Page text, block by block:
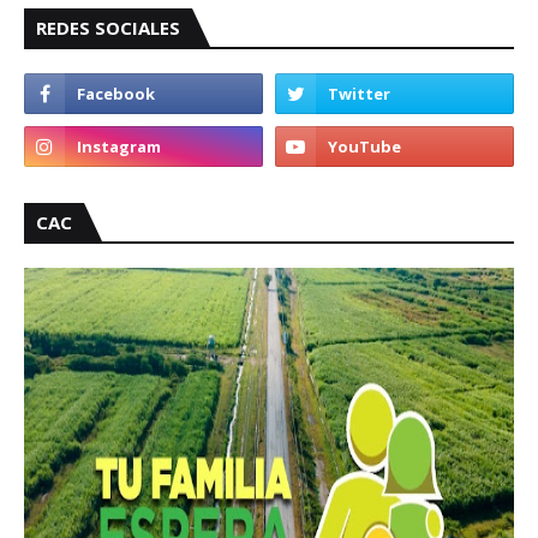
REDES SOCIALES
CAC